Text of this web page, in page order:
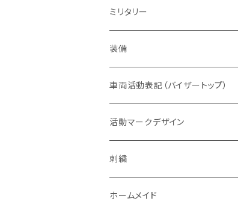
赤色系
キャップ・帽子
POLICE・警察
バッジ
パッチ（ワッペン）
取扱権利（販売など）
オフィスウエア
パブ衣装
ナイトウエア
ステージ衣装
ドライウエア
メンズ
ドライウエア
レディス
メンズ
ミリタリー
ベスト
帽子
ベルト
バッグ
ポーチ
装備
ヘルメット
デルタブランド
乗車型
キャップ
刺繍
シルク印刷
フェイスマスク
メガネ
車両活動表記（バイザートップ）
緊急時表示
警戒表示
オリジナル
活動マークデザイン
活動チームマーク
刺繍
ホームメイド